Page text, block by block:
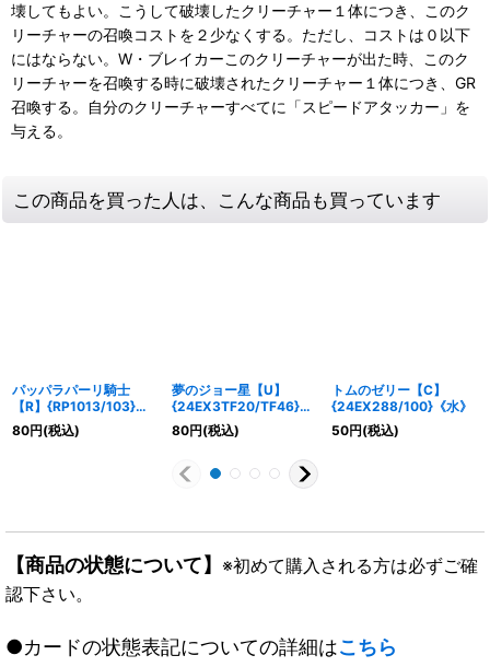
壊してもよい。こうして破壊したクリーチャー１体につき、このク
リーチャーの召喚コストを２少なくする。ただし、コストは０以下
にはならない。W・ブレイカーこのクリーチャーが出た時、このク
リーチャーを召喚する時に破壊されたクリーチャー１体につき、GR
召喚する。自分のクリーチャーすべてに「スピードアタッカー」を
与える。
この商品を買った人は、こんな商品も買っています
パッパラパーリ騎士
【R】{RP1013/103}
《GR》
80円(税込)
夢のジョー星【U】
{24EX3TF20/TF46}
《無》
80円(税込)
トムのゼリー【C】
{24EX288/100}《水》
50円(税込)
【商品の状態について】 ※初めて購入される方は必ずご確
認下さい。
●カードの状態表記についての詳細はこちら